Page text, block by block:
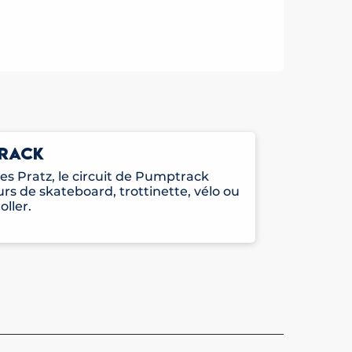
Pratz, le circuit de Pumptrack
de skateboard, trottinette, vélo ou